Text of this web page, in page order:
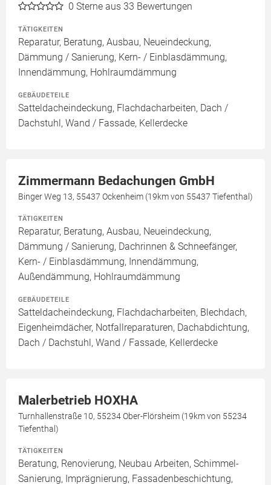
0 Sterne aus 33 Bewertungen
TÄTIGKEITEN
Reparatur, Beratung, Ausbau, Neueindeckung,
Dämmung / Sanierung, Kern- / Einblasdämmung,
Innendämmung, Hohlraumdämmung
GEBÄUDETEILE
Satteldacheindeckung, Flachdacharbeiten, Dach /
Dachstuhl, Wand / Fassade, Kellerdecke
Zimmermann Bedachungen GmbH
Binger Weg 13, 55437 Ockenheim (19km von 55437 Tiefenthal)
TÄTIGKEITEN
Reparatur, Beratung, Ausbau, Neueindeckung,
Dämmung / Sanierung, Dachrinnen & Schneefänger,
Kern- / Einblasdämmung, Innendämmung,
Außendämmung, Hohlraumdämmung
GEBÄUDETEILE
Satteldacheindeckung, Flachdacharbeiten, Blechdach,
Eigenheimdächer, Notfallreparaturen, Dachabdichtung,
Dach / Dachstuhl, Wand / Fassade, Kellerdecke
Malerbetrieb HOXHA
Turnhallenstraße 10, 55234 Ober-Flörsheim (19km von 55234
Tiefenthal)
TÄTIGKEITEN
Beratung, Renovierung, Neubau Arbeiten, Schimmel-
Sanierung, Imprägnierung, Fassadenbeschichtung,